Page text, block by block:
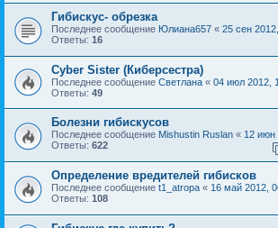
Гибискус- обрезка
Последнее сообщение Юлиана657 « 25 сен
Ответы: 16
Cyber Sister (Киберсестра)
Последнее сообщение Светлана « 04 июл 2012,
Ответы: 49
Болезни гибискусов
Последнее сообщение Mishustin Ruslan « 12 июн
Ответы: 622
Определение вредителей гибисков
Последнее сообщение t1_atropa « 16 май 2012,
Ответы: 108